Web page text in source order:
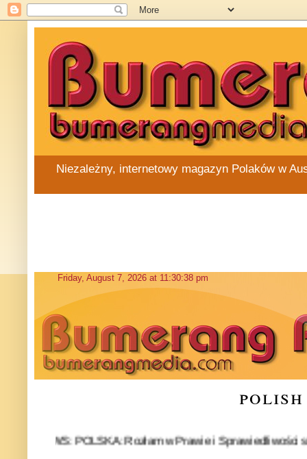
Niezależny, internetowy magazyn Polaków w
NEWS: POLSKA: Rozłam w Prawie i Sprawiedliwości stał